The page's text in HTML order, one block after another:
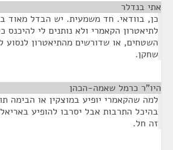
אתי בנדלר
כן, בוודאי. חד משמעית. יש הבדל מאוד
לתיאטרון הקאמרי ולא נותנים לי להיכנס
השטחים, או שדורשים מהתיאטרון לנסוע
שחקן.
היו"ר כרמל שאמה-הכהן
למה שהקאמרי יופיע במוצקין או הבימה
בהיכל התרבות אבל יסרבו להופיע
זה חל.